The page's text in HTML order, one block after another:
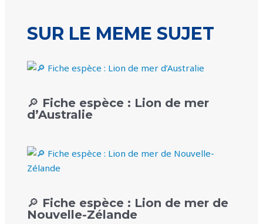
SUR LE MEME SUJET
🔎 Fiche espèce : Lion de mer
d’Australie
🔎 Fiche espèce : Lion de mer de
Nouvelle-Zélande